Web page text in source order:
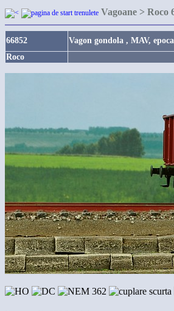
Vagoane > Roco
66852
Vagon gondola , MAV,
Roco